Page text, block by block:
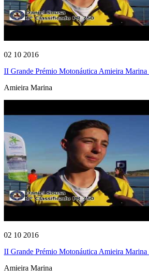
02 10 2016
II Grande Prémio Motonáutica Amieira Marina
Amieira Marina
02 10 2016
II Grande Prémio Motonáutica Amieira Marina
Amieira Marina